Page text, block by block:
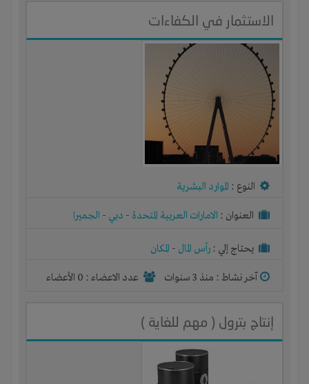
الاستثمار في الكفاءات
النوع : الموارد البشرية
العنوان : الامارات العربية المتحدة - دبي - الجميرا
يحتاج إلي : رأس المال - المكان
آخر نشاط : منذ 3 سنوات عدد الاعضاء : 0 الأعضاء
إنتاج بترول ( مهم للغاية )